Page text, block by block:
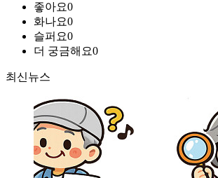
좋아요0
화나요0
슬퍼요0
더 궁금해요0
최신뉴스